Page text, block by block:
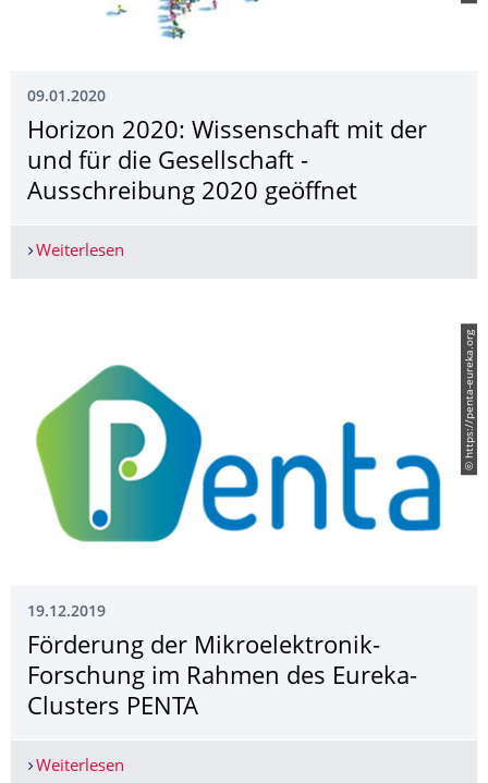
09.01.2020
Horizon 2020: Wissenschaft mit der
und für die Gesellschaft -
Ausschreibung 2020 geöffnet
Weiterlesen
© https://penta-eureka.org
19.12.2019
Förderung der Mikroelektronik-
Forschung im Rahmen des Eureka-
Clusters PENTA
Weiterlesen